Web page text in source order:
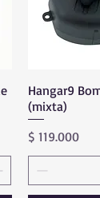
Hangar9
(mixta)
Precio
$ 119.000